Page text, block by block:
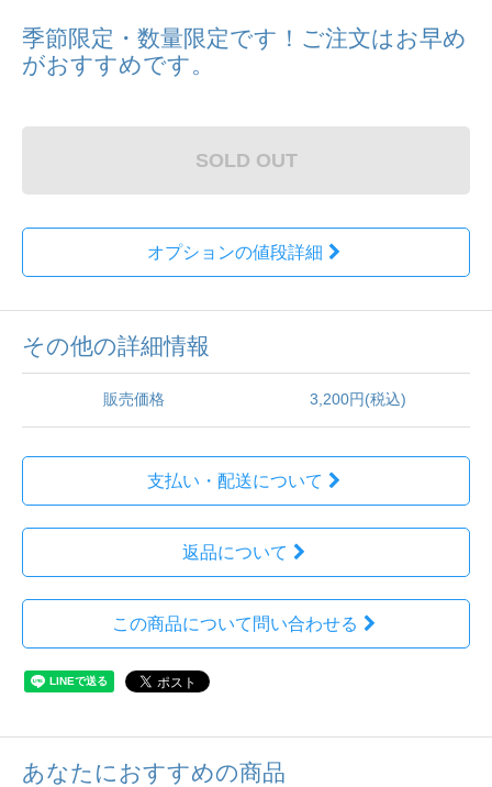
季節限定・数量限定です！ご注文はお早め
がおすすめです。
SOLD OUT
オプションの値段詳細
その他の詳細情報
販売価格 3,200円(税込)
支払い・配送について
返品について
この商品について問い合わせる
あなたにおすすめの商品